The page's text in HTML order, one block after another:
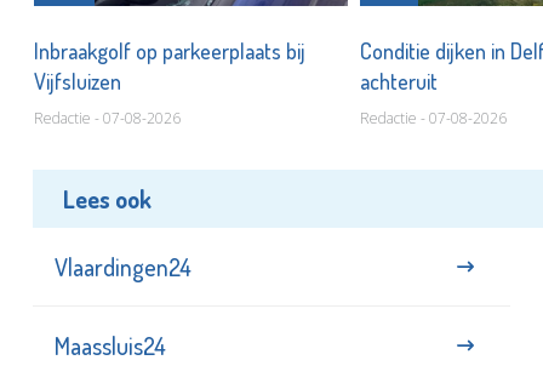
Inbraakgolf op parkeerplaats bij
Vijfsluizen
Redactie - 07-08-2026
Conditie dijken in
achteruit
Redactie - 07-08-2026
Lees ook
Vlaardingen24
Maassluis24